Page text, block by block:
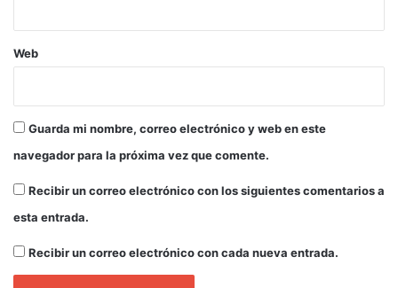
:
u
d
d
p
a
r
Web
Guarda mi nombre, correo electrónico y web en este
navegador para la próxima vez que comente.
Recibir un correo electrónico con los siguientes comentarios a
esta entrada.
Recibir un correo electrónico con cada nueva entrada.